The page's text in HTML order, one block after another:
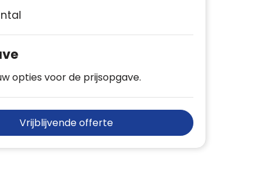
opties voor de prijsopgave.
Vrijblijvende offerte